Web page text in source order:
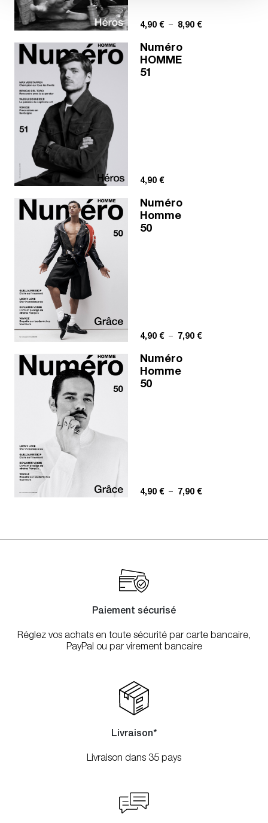
4,90 € – 8,90 €Plage de prix :
Numéro
HOMME
51
4,90 €
Numéro
Homme
50
4,90 € – 7,90 €Plage de prix :
Numéro
Homme
50
4,90 € – 7,90 €Plage de prix :
Paiement sécurisé
Réglez vos achats en toute sécurité par carte bancaire,
PayPal ou par virement bancaire
Livraison*
Livraison dans 35 pays